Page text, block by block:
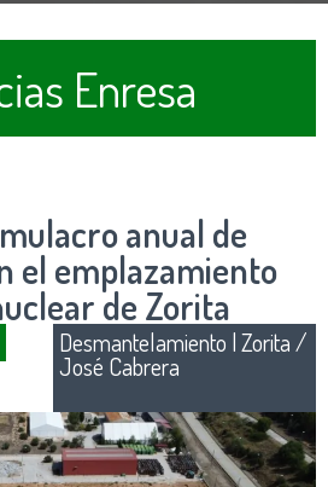
Enresa
anual de
el emplazamiento
de Zorita
Desmantelamiento |Zorita /
José Cabrera